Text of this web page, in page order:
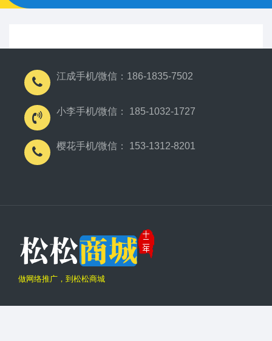
松
江成手机/微信：186-1835-7502
小李手机/微信： 185-1032-1727
樱花手机/微信： 153-1312-8201
做网络推广，到松松商城